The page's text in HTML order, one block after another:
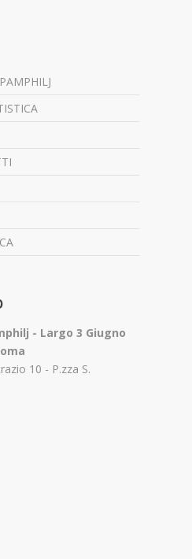
- Largo 3 Giugno
10 - P.zza S.